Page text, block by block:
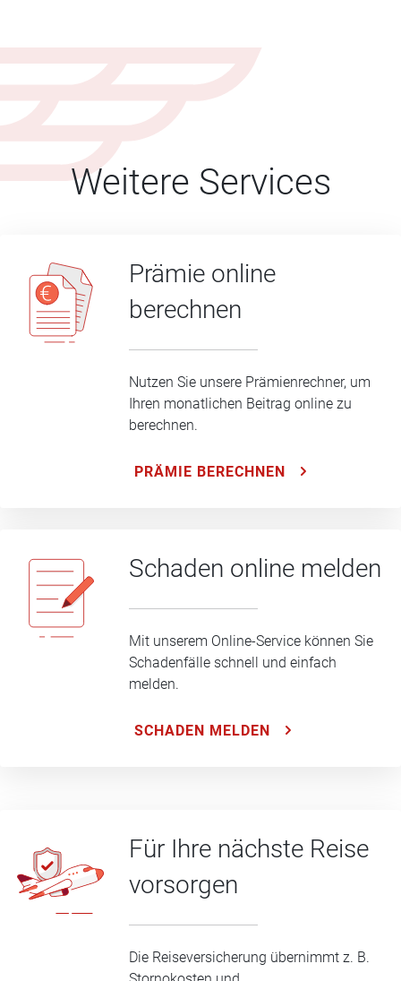
Weitere Services
Prämie online
berechnen
Nutzen Sie unsere Prämienrechner, um
Ihren monatlichen Beitrag online zu
berechnen.
PRÄMIE BERECHNEN
Schaden online melden
Mit unserem Online-Service können Sie
Schadenfälle schnell und einfach
melden.
SCHADEN MELDEN
Für Ihre nächste Reise
vorsorgen
Die Reiseversicherung übernimmt z. B.